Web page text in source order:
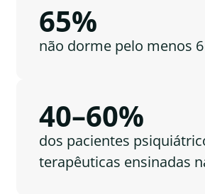
65%
não dorme pelo menos
40–60%
dos pacientes
terapêuticas ensinadas